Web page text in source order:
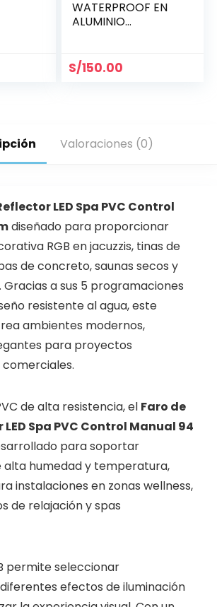
WATERPROOF EN
ALUMINIO
03130460009
S/150.00
Valoraciones (0)
LED Spa PVC Control
diseñado para proporcionar
RGB en jacuzzis, tinas de
de concreto, saunas secos y
Gracias a sus 5 programaciones
resistente al agua, este
ambientes modernos,
para proyectos
de alta resistencia, el Faro de
Spa PVC Control Manual 94
para soportar
alta humedad y temperatura,
instalaciones en zonas wellness,
de relajación y spas
permite seleccionar
efectos de iluminación